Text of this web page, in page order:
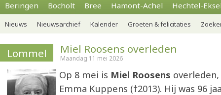
Beringen Bocholt Bree Hamont-Achel Hechtel-
Nieuws Nieuwsarchief Kalender Groeten & felicitaties
Lommel Miel Roosens overleden
Maandag 11 mei 2026
Op 8 mei is Miel Roosens
Emma Kuppens (†2013). Hij was 96